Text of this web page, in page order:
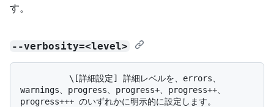
す。
--verbosity=<level>
warnings、progress、progress+、progress++、
progress+++ のいずれかに明示的に設定します。